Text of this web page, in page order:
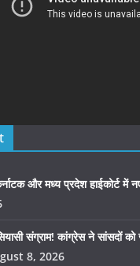
और मध्य प्रदेश हाईकोर्ट में नए
संग्राम! कांग्रेस ने सांसदों को
8, 2026